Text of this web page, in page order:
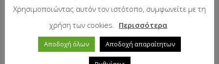
Χρησιμοποιώντας αυτόν τον ιστότοπο, συμφωνείτε με τη
χρήση των cookies. Περισσότερα
Αποδοχή όλων Αποδοχή απαραίτητων